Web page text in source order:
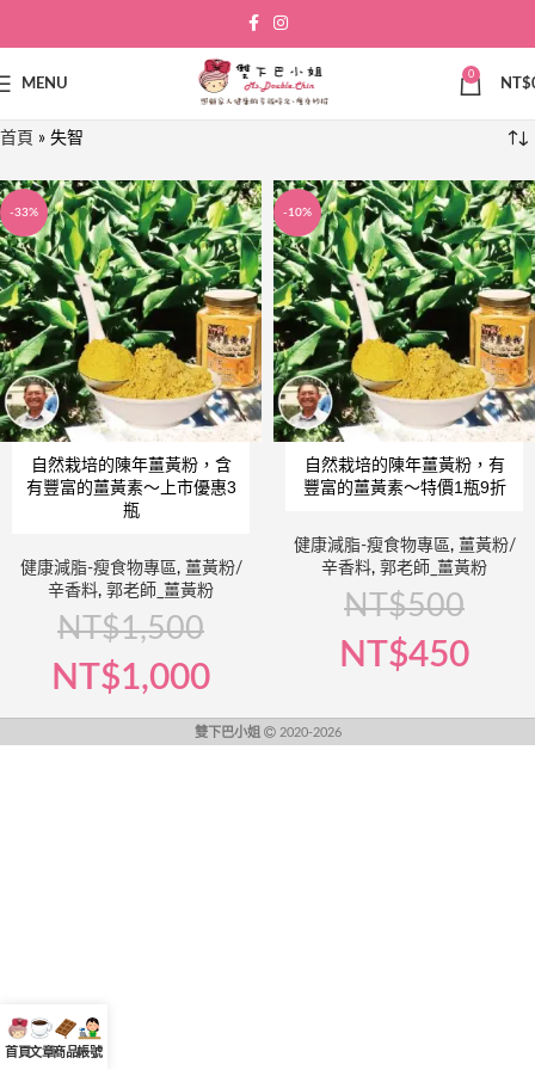
MENU
0
NT$
首頁 » 失智
-33%
自然栽培的陳年薑黃粉，含
有豐富的薑黃素～上市優惠3
瓶
健康減脂-瘦食物專區, 薑黃粉/
辛香料, 郭老師_薑黃粉
NT$1,500
NT$1,000
-10%
自然栽培的陳年薑黃粉，有
豐富的薑黃素～特價1瓶9折
健康減脂-瘦食物專區, 薑黃粉/
辛香料, 郭老師_薑黃粉
NT$500
NT$450
雙下巴小姐 2020-2026
首頁文章商品帳號